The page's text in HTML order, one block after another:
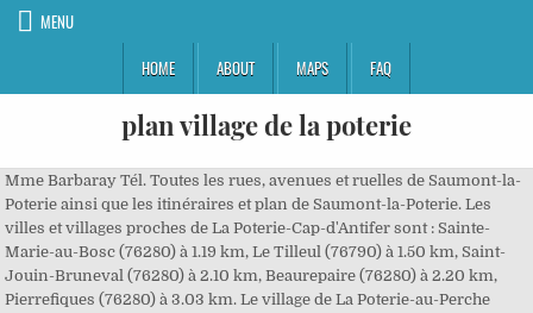
MENU
HOME
ABOUT MAPS FAQ
plan village de la poterie
Mme Barbaray Tél. Toutes les rues, avenues et ruelles de Saumont-la-Poterie ainsi que les itinéraires et plan de Saumont-la-Poterie. Les villes et villages proches de La Poterie-Cap-d'Antifer sont : Sainte-Marie-au-Bosc (76280) à 1.19 km, Le Tilleul (76790) à 1.50 km, Saint-Jouin-Bruneval (76280) à 2.10 km, Beaurepaire (76280) à 2.20 km, Pierrefiques (76280) à 3.03 km. Le village de La Poterie-au-Perche appartient à l'arrondissement de Mortagne-au-Perche et au canton de Tourouvre. mercredi, février 12, 2020 Événements au SAX du 10 au 16 février 2020 | Poterie Village Pour se distraire et passer un moment agréable en musique dans le sud de Martinique, c'est au SAX, piano-bar restaurant tapas au Village de Poterie aux Trois-Ilets. 2- Centrez la carte du relief sur la zone souhaitÃ©e. Le village est situé dans le département de l'Eure en région Haute-Normandie. La rÃ©utilisation au format Ã©lectronique, des Ã©lÃ©ments de cette page (textes, images, tableaux, ...), est autorisÃ©e en mentionnant la source Ã l'aide du code fourni ci-dessous ou Ã l'aide d'un lien vers cette page du site. Vous trouverez également plusieurs bars et restaurants sur le site. Vous y trouverez les coordonnÃ©es des principaux services publics rattachÃ©s Ã la commune : Mairie, EPCI, PrÃ©fecture, Sous prÃ©fecture, PMI, PÃ´le Emploi, CAF, CPAM, CROUS, Commissariat, Gendarmerie, CIO, les conseils gÃ©nÃ©raux et rÃ©gionaux et tous les autres services et numÃ©ros utiles. En dehors de ces conditions, une demande par mail doit impÃ©rativement nous Ãªtre adressÃ©e avant toute rÃ©utilisation. Il abrite bon nombre de petits artisans aux savoirs-faire multiples (poterie, bijoux, céramique, peinture) qui sauront vous plonger au cÅur d'une atmosphère créative. martinique.fr est à la fois un guide touristique, un annuaire de voyage et de loisirs en martinique - en Grande Terre, à Basse Terre, aux Saintes, à la Désirade, à Marie Galante. Cette rÃ©utilisation ne peut se faire que pour un nombre limitÃ© de pages. Utilisez le zoom du plan afin de faire apparaÃ®tre les courbes de niveau proches de La Poterie-Mathieu. Cette rÃ©utilisation ne peut se faire que pour un nombre limitÃ© de pages. Sa latitude est de 49.197 degrés Nord et sa longitude de 3.147 degrés Est. Toutes lâannée, la Poterie accueille des Artistes et des Artisans dâArt dans son âVillageâ. A titre informatif, le maire de La Poterie-Mathieu est Gilles Sebire. Le Village de la Poterie se trouve juste avant le bourg des Trois Ilets, câest indiqué par des panneaux tout le long de la route. Trouvez une rue de La Poterie-Mathieu, la mairie de La Poterie-Mathieu, l'office de tourisme de La Poterie-Mathieu ou tout autre lieu/activité, en utilisant la mini barre de recherche en haut à gauche du plan ci-dessous. La commune s'étend sur 2,3 km² et compte 128 habitants depuis le dernier recensement de la population datant de 2005. Pour vos dÃ©marches administratives, la mairie de La Poterie-Mathieu est ouverte Ã l'adresse et aux horaires figurant dans le tableau ci-dessous. (Les distances avec ces communes proches de Silly-la-Poterie sont calculées à vol d'oiseau - Voir la liste des villes et â¦ Lâatelier Caraïbeest spécialisé en poterie traditionnelle, naturelles et émaillées. Alexandre AUDEL - potier du village de la poterie. Trouver une rue de La Poterie-Mathieu, la mairie de La Poterie-Mathieu, un musÃ©e, une institution, un hotel, un camping, un coiffeur, un artisan, la gare ferroviaire, une pharmacie, un monument, un lieu touristique, une maison Ã louer ou tout autre lieu/activitÃ© sur ce plan de La Poterie-Mathieu, en utilisant la mini barre de recherche en haut Ã gauche du plan. Depuis 1783, la poterie des Trois-Ilets existe, ce qui en fait lâune des plus anciennes entreprises de la Martinique. 4- Cliquez sur le lien suivant pour imprimer cette carte satellite de La Poterie-Mathieu en pleine page : Voici La Poterie-Mathieu vu du ciel. Un panneau, planté au bord de la route, en direction des plages paradisiaques des Trois-Ilets lâindiquait « Village de la Poterie à 500 mètres ». Voir les rÃ©sultats nationaux du 2Ã¨me tour sur la carte de France : Voir les rÃ©sultats nationaux du 1er tour sur la carte de France : Tous les conseillers municipaux de La Poterie-Mathieu ont Ã©tÃ© Ã©lus dÃ¨s le premier tour. 3- Zoomez Ã l'aide du curseur Ã gauche de la carte. Pour voir les photos de La Poterie-Mathieu, c'est ici : Photo La Poterie-Mathieu. La cuisine est délicieuse et la propriétaire est super sympa et accueillante." â¦ Il n'y a donc pas de second tour aux municipales 2014 dans cette commune. Sa latitude est de 49.673 degrés Nord et sa longitude de 0.191 degrés Est. Nouveau depuis peu, la â¦ Situé sur les terres dâun ancien couvent de Jésuites établi à la fin du 17ème siècle, le Village de la Poterie consacre, depuis le milieu du 18ème siècle son activité au travail de la â¦ Rendez-leur visite ! un peu décevant à ce niveau là. Avec une densité de 55,4 habitants par km², Silly-la-Poterie a subi une baisse de 7,8% de sa population par rapport à 1999. 2- Centrez la carte satellite sur la zone souhaitÃ©e. La-Poterie VILLAGE MÉTIERS D'ART CAPITALE DE LA CÉRAMIQUE UZÈs / ALÈs Route de 02 SAINT-LAURENT-LA-VERNÈDE BAGNOLS S/ cÈZE 03 Av. Le site est ouvert tous les jours de 9h à 18h et le dimanche matin. 3- Zoomez Ã l'aide du curseur Ã gauche de la carte. Voici le plan de La Poterie-Mathieu, village du. Harmonie, Mouvement & Vie Dans un cadre insolite et authentique au coeur même de lâusine de Poterie des Trois-Ilets, nous vous accueillons tous les jours dans une salle intimiste dont la fraîcheur est propice à la pratique dâactivités de bien-être (cours collectifs hebdomadaires, ateliers thématiques et événements ponctuels). 1- Cliquez ici pour charger le plan imprimable de La Poterie-Mathieu Le village de La Poterie-Mathieu appartient à l'arrondissement de Bernay et au canton de Saint-Georges-du-Vièvre. Certains artisans ont choisi de faire profiter de leurs connaissances. Ils sont regroupés sur le bord d'une route recouverte de poussière rouge. Maroquinier, artiste peintre, maroquinière, perlière, tapissière, artiste de bois flotté et restaurateur de poupées, tous sont sur place. (Les distances avec ces communes proches de La Poterie-Cap-d'Antifer sont calculées à vol â¦ Toutes les informations du village de Saumont-la-Poterie (La commune et sa mairie). 1- Cliquez ici pour charger la carte imprimable de La Poterie-Mathieu Le Village de la Poterie est situé sur un ancien couvent de Jésuites établi à la fin du 17ème siècle. Les villes et villages proches de Silly-la-Poterie sont : Troësnes (02460) à 1.83 km, Oigny-en-Valois (02600) à 2.56 km, La Ferté-Milon (02460) à 2.77 km, Faverolles (02600) à 3.62 km, Marolles (60890) à 4.31 km. Ancienne habitation jésuite puis sucrerie au XVIIème siècle, le domaine se spécialise ensuite progressivement dans la poterie au cours du XVIIIème siècle avec la production de briques et de tuiles mais aussi d'objets divers en terre cuite. Village de la Poterie "Super endroit où se détendre en famille ou entre amis. 4- Cliquez sur le lien suivant pour imprimer ce plan de La Poterie-Mathieu en pleine page : Voici le plan de La Poterie-Mathieu. Ferrière-la-Petite, village de poterie Revoir les autres lieux que nous vous avons fait découvrir dans Nord Pas-de-Calais Matin Chaque jour nous sommes en direct de la région. Le Village de la Poterie est un site unique en Martinique. Artists and craftspeople are now keeping the village alive for the visitors to enjoy. martinique.fr - le site de la martinique : Pour les amoureux de cette belle île, pour la population locale qui oeuvre pour elle chaque jour et pour les touristes qui adorent y passer les vacances ! Son activité principal est le travail de la terre. Synthèse societe.com pour l'entreprise DU VILLAGE DE LA POTERIE. Cliquez ici pour charger la carte du relief de La Poterie-Mathieu, Cliquez ici pour charger le plan imprimable de La Poterie-Mathieu, Cliquez ici pour charger la carte imprimable de La Poterie-Mathieu, Imprimer la vue du ciel de La Poterie-Mathieu, Cliquez ici pour charger la carte du relief de La Poterie-Mathieu, Imprimer la carte du relief de La Poterie-Mathieu. Il est également possible de suivre des cours pour apprendre leurs techniques. 06 11 05 11 15 ... Association du Village des Créateurs de la Poterie de Bavent Le village de la Poterie se situe le long de la route qui relie la ville de Rivière Salée à celle des Trois Ilets. Voici les cartes et informations des communes proches de La Poterie-Mathieu : Informations administratives et coordonnÃ©es de la Mairie, Adresse de la mairie de La Poterie-Mathieu, TÃ©lÃ©phone de la mairie de La Poterie-Mathieu. Dumauvobleu, perles de verre et créations originales. Les premiers détours de ce voyage à la Martinique nous emmenaient au « Village de la poterie ». Noron-la-Poterie est un petit village français, situé dans le département du Calvados et la région de Normandie (anciennement Région Basse-Normandie). Venez à la rencontre des artistes, créateurs et artisans d'art installés dans le village de la Poterie du Mesnil de Bavent. Babette Maroquinerie, sacs et de la petite maroquinerie. Melle Lebaron 06 09 57 01 02 www.babette-maro.com. 73.00 â¬, 78.00 â¬, 373.35 â¬, Le Petit Coq aux Champs - Les Collectionneurs, 127.00 â¬, 183.00 â¬, 65.00 â¬, 99.00 â¬, 72.00 â¬, 81.00 â¬, Maison De Vacances - Morainville-Jouveaux, 88.00 â